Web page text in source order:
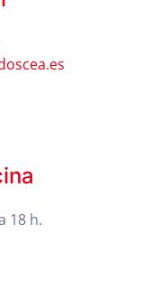
18 h.